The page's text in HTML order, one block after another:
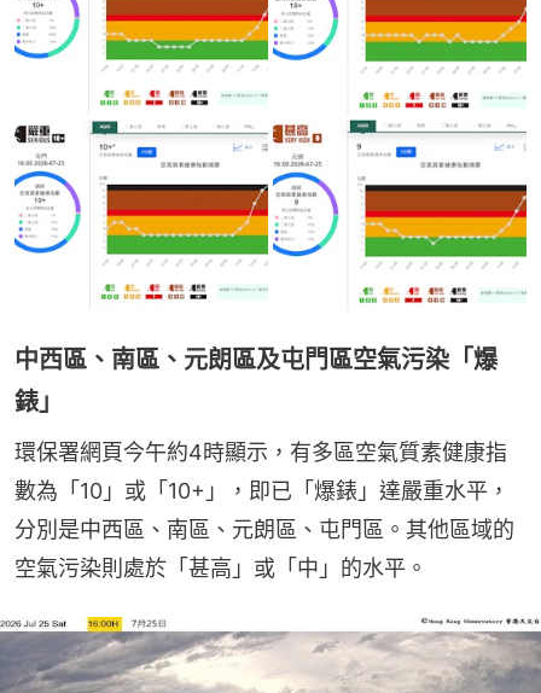
中西區、南區、元朗區及屯門區空氣污染「爆
錶」
環保署網頁今午約4時顯示，有多區空氣質素健康指
數為「10」或「10+」，即已「爆錶」達嚴重水平，
分別是中西區、南區、元朗區、屯門區。其他區域的
空氣污染則處於「甚高」或「中」的水平。